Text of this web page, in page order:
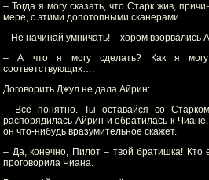
– Тогда я могу сказать, что Старк жив,
мере, с этими допотопными сканерами.
– Не начинай умничать! – хором взорвались
– А что я могу сделать? Как я могу
соответствующих….
Договорить Джул не дала Айрин:
– Все понятно. Ты оставайся со
распорядилась Айрин и обратилась к
он что-нибудь вразумительное скажет.
– Да, конечно, Пилот – твой братишка! Кто
проговорила Чиана.